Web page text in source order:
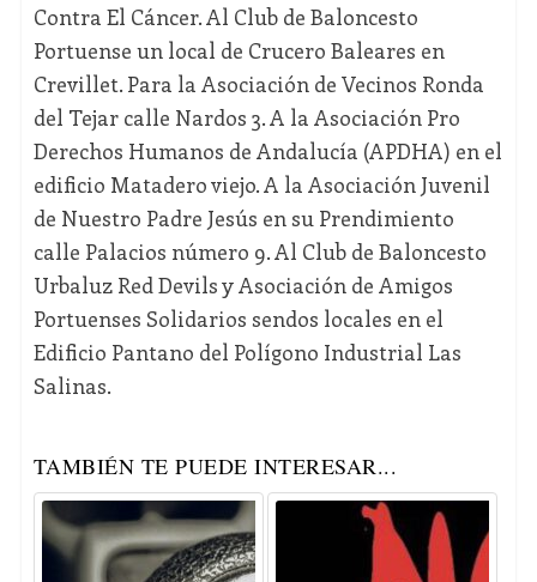
Contra El Cáncer. Al Club de Baloncesto
Portuense un local de Crucero Baleares en
Crevillet. Para la Asociación de Vecinos Ronda
del Tejar calle Nardos 3. A la Asociación Pro
Derechos Humanos de Andalucía (APDHA) en el
edificio Matadero viejo. A la Asociación Juvenil
de Nuestro Padre Jesús en su Prendimiento
calle Palacios número 9. Al Club de Baloncesto
Urbaluz Red Devils y Asociación de Amigos
Portuenses Solidarios sendos locales en el
Edificio Pantano del Polígono Industrial Las
Salinas.
TAMBIÉN TE PUEDE INTERESAR...